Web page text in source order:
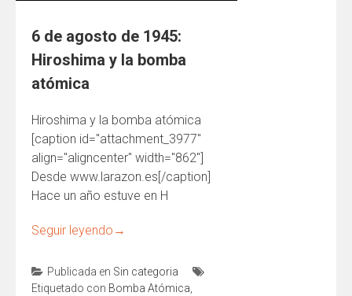
6 de agosto de 1945:
Hiroshima y la bomba
atómica
Hiroshima y la bomba atómica
[caption id="attachment_3977"
align="aligncenter" width="862"]
Desde www.larazon.es[/caption]
Hace un año estuve en H
Seguir leyendo →
Publicada en Sin categoria
Etiquetado con Bomba Atómica